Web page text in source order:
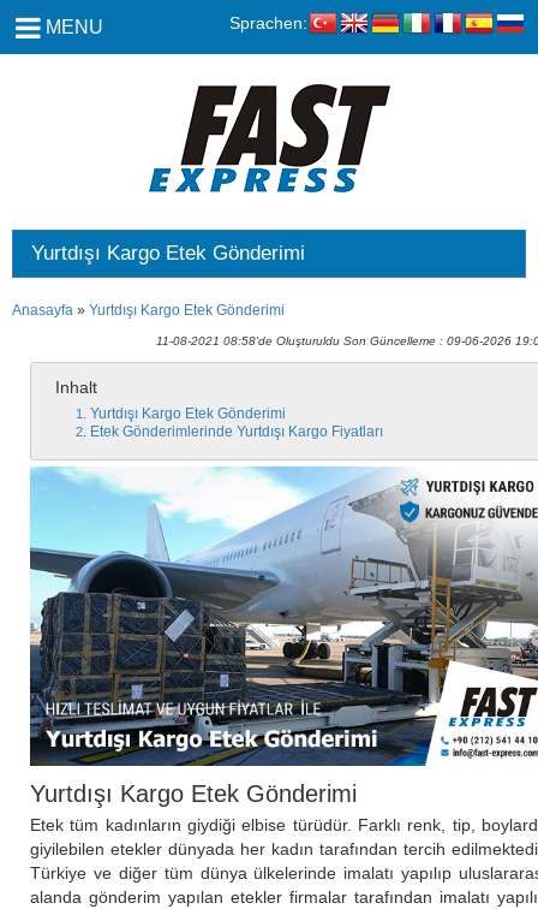
MENU Sprachen:
Yurtdışı Kargo Etek Gönderimi
Anasayfa » Yurtdışı Kargo Etek Gönderimi
11-08-2021 08:58'de Oluşturuldu Son Güncelleme : 09-06-2026
Inhalt
Yurtdışı Kargo Etek Gönderimi
Etek Gönderimlerinde Yurtdışı Kargo Fiyatları
Yurtdışı Kargo Etek Gönderimi
Etek tüm kadınların giydiği elbise türüdür. Farklı renk, tip,
giyilebilen etekler dünyada her kadın tarafından tercih
Türkiye ve diğer tüm dünya ülkelerinde imalatı yapılıp
alanda gönderim yapılan etekler firmalar tarafından imalatı